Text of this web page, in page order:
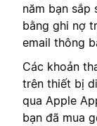
năm bạn sắp
bằng ghi nợ
email thông
Các khoản
trên thiết bị
qua Apple
bạn đã mua